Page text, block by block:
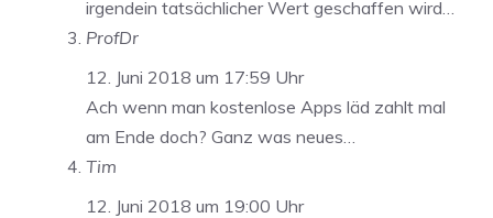
irgendein tatsächlicher Wert geschaffen wird…
ProfDr
12. Juni 2018 um 17:59 Uhr
Ach wenn man kostenlose Apps läd zahlt mal
am Ende doch? Ganz was neues…
Tim
12. Juni 2018 um 19:00 Uhr